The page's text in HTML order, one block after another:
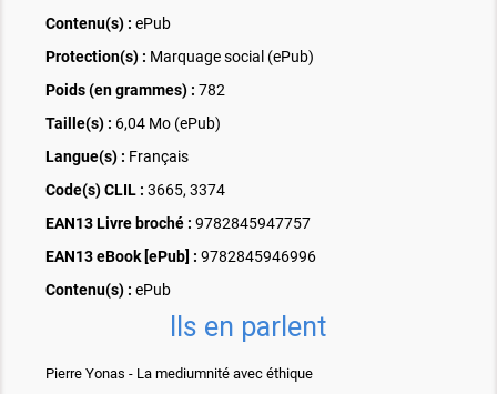
Contenu(s) : ePub
Protection(s) : Marquage social (ePub)
Poids (en grammes) : 782
Taille(s) : 6,04 Mo (ePub)
Langue(s) : Français
Code(s) CLIL : 3665, 3374
EAN13 Livre broché : 9782845947757
EAN13 eBook [ePub] : 9782845946996
Contenu(s) : ePub
Ils en parlent
Pierre Yonas - La mediumnité avec éthique